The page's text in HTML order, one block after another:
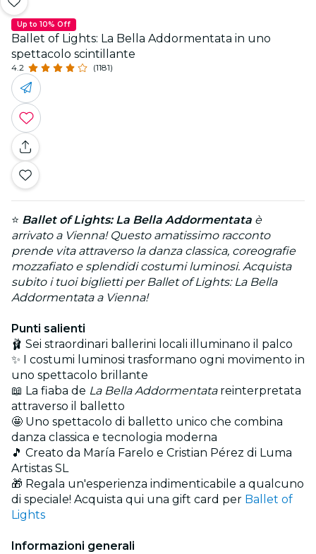
Up to 10% Off
Ballet of Lights: La Bella Addormentata in uno
spettacolo scintillante
4.2 (1181)
⭐ Ballet of Lights: La Bella Addormentata è
arrivato a Vienna! Questo amatissimo racconto
prende vita attraverso la danza classica, coreografie
mozzafiato e splendidi costumi luminosi. Acquista
subito i tuoi biglietti per Ballet of Lights: La Bella
Addormentata a Vienna!
Punti salienti
🩰 Sei straordinari ballerini locali illuminano il palco
✨ I costumi luminosi trasformano ogni movimento in
uno spettacolo brillante
📖 La fiaba de La Bella Addormentatareinterpretata
attraverso il balletto
🤩 Uno spettacolo di balletto unico che combina
danza classica e tecnologia moderna
🎵 Creato da María Farelo e Cristian Pérez di Luma
Artistas SL
🎁 Regala un'esperienza indimenticabile a qualcuno
di speciale! Acquista qui una gift card per Ballet of
Lights
Informazioni generali